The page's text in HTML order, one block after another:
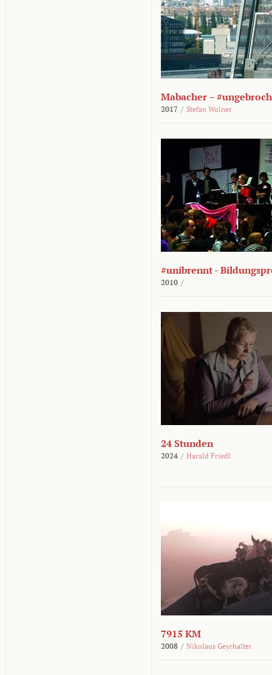
Mabacher –
2017 / Stefan Wolner
#unibrennt -
2010 /
24 Stunden
2024 / Harald Friedl
7915 KM
2008 / Nikolaus Geyrhalter